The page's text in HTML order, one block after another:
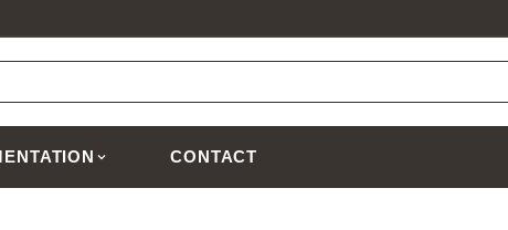
CONTACT